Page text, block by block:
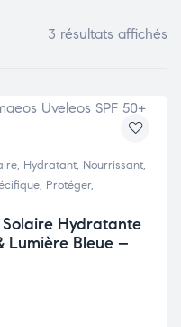
3 résultats affichés
, Hydratant, Nourrissant,
, Protéger,
Solaire Hydratante
Lumière Bleue –